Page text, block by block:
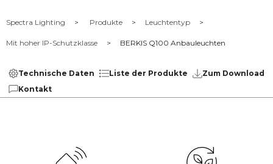
Spectra Lighting Produkte Leuchtentyp
Mit hoher IP-Schutzklasse BERKIS Q100 Anbauleuchten
Technische Daten Liste der Produkte
Zum Download
Kontakt